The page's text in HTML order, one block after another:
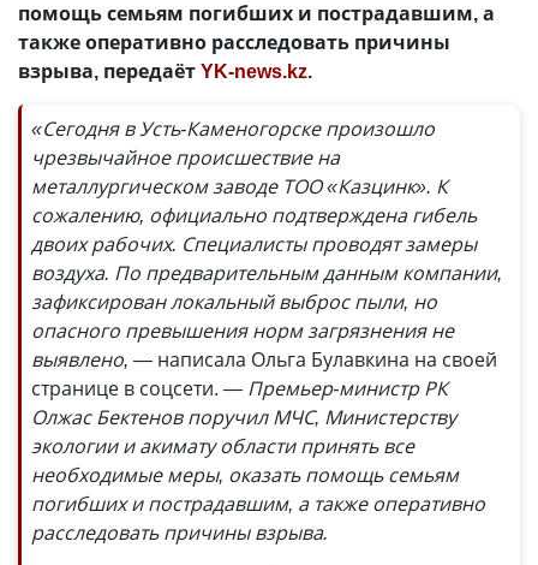
помощь семьям погибших и пострадавшим, а
также оперативно расследовать причины
взрыва, передаётYK-news.kz.
«Сегодня в Усть-Каменогорске произошло
чрезвычайное происшествие на
металлургическом заводе ТОО «Казцинк». К
сожалению, официально подтверждена гибель
двоих рабочих. Специалисты проводят замеры
воздуха. По предварительным данным компании,
зафиксирован локальный выброс пыли, но
опасного превышения норм загрязнения не
выявлено, — написала Ольга Булавкина на своей
странице в соцсети. — Премьер-министр РК
Олжас Бектенов поручил МЧС, Министерству
экологии и акимату области принять все
необходимые меры, оказать помощь семьям
погибших и пострадавшим, а также оперативно
расследовать причины взрыва.